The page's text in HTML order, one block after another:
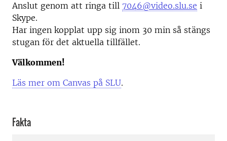
Anslut genom att ringa till 7046@video.slu.se i
Skype.
Har ingen kopplat upp sig inom 30 min så stängs
stugan för det aktuella tillfället.
Välkommen!
Läs mer om Canvas på SLU.
Fakta